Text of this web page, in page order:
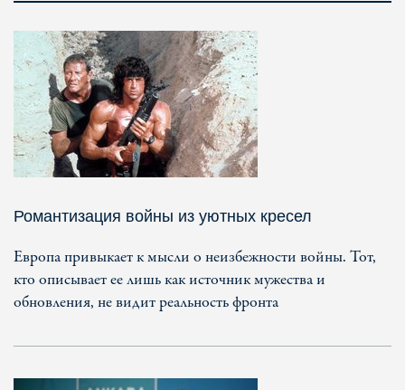
Романтизация войны из уютных кресел
Европа привыкает к мысли о неизбежности войны. Тот,
кто описывает ее лишь как источник мужества и
обновления, не видит реальность фронта